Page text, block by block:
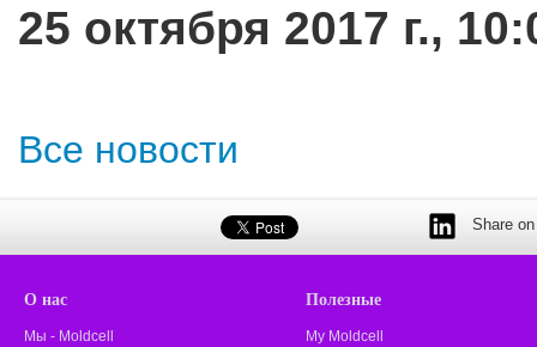
25 октября 2017 г.,
Все новости
Share
О нас
Мы - Moldcell
Полезные
My Moldcell